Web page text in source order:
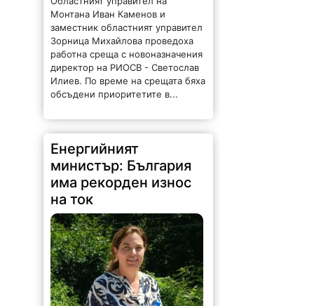
Монтана Иван Каменов и
заместник областният управител
Зорница Михайлова проведоха
работна среща с новоназначения
директор на РИОСВ - Светослав
Илиев. По време на срещата бяха
обсъдени приоритетите в...
Енергийният
министър: България
има рекорден износ
на ток